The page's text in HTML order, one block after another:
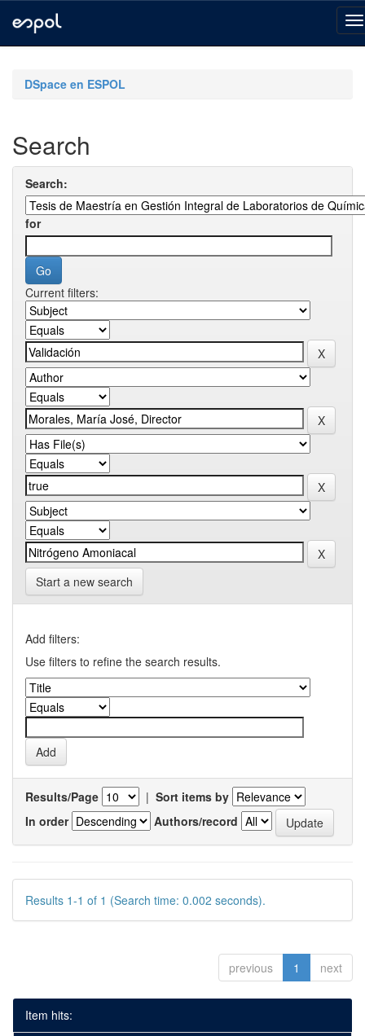
navigationDSpace en ESPOL
Search
Search:
for
Current filters:
Start a new search
Add filters:
Use filters to refine the search results.
Results/Page | Sort items by
In order
Authors/record
Results 1-1 of 1 (Search time: 0.002 seconds).
previous 1 next
Item hits: